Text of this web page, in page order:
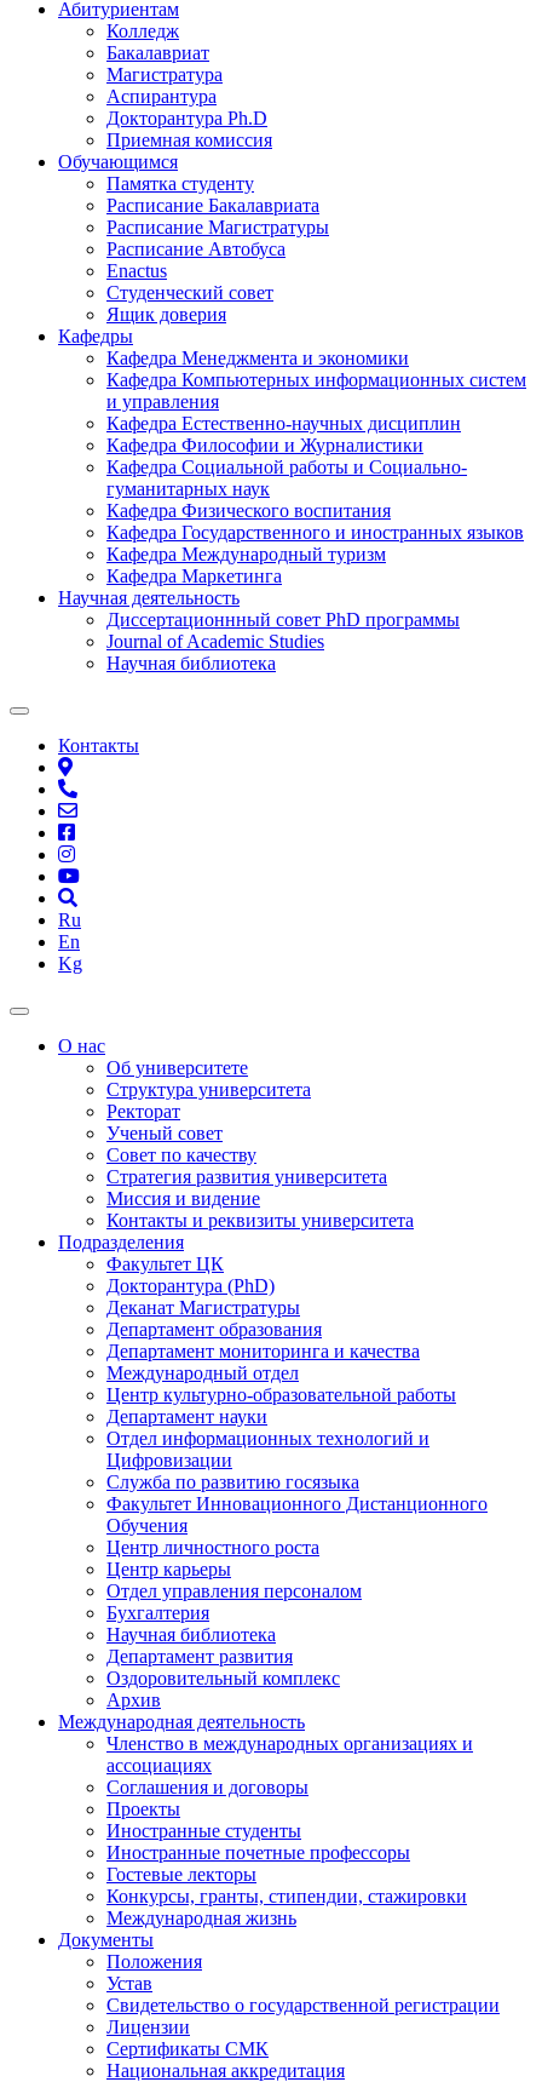
Абитуриентам
Колледж
Бакалавриат
Магистратура
Аспирантура
Докторантура Ph.D
Приемная комиссия
Обучающимся
Памятка студенту
Расписание Бакалавриата
Расписание Магистратуры
Расписание Автобуса
Enactus
Студенческий совет
Ящик доверия
Кафедры
Кафедра Менеджмента и экономики
Кафедра Компьютерных информационных систем
и управления
Кафедра Естественно-научных дисциплин
Кафедра Философии и Журналистики
Кафедра Социальной работы и Социально-
гуманитарных наук
Кафедра Физического воспитания
Кафедра Государственного и иностранных языков
Кафедра Международный туризм
Кафедра Маркетинга
Научная деятельность
Диссертационнный совет PhD программы
Journal of Academic Studies
Научная библиотека
Контакты
Ru
En
Kg
О нас
Об университете
Структура университета
Ректорат
Ученый совет
Совет по качеству
Стратегия развития университета
Миссия и видение
Контакты и реквизиты университета
Подразделения
Факультет ЦК
Докторантура (PhD)
Деканат Магистратуры
Департамент образования
Департамент мониторинга и качества
Международный отдел
Центр культурно-образовательной работы
Департамент науки
Отдел информационных технологий и
Цифровизации
Служба по развитию госязыка
Факультет Инновационного Дистанционного
Обучения
Центр личностного роста
Центр карьеры
Отдел управления персоналом
Бухгалтерия
Научная библиотека
Департамент развития
Оздоровительный комплекс
Архив
Международная деятельность
Членство в международных организациях и
ассоциациях
Соглашения и договоры
Проекты
Иностранные студенты
Иностранные почетные профессоры
Гостевые лекторы
Конкурсы, гранты, стипендии, стажировки
Международная жизнь
Документы
Положения
Устав
Свидетельство о государственной регистрации
Лицензии
Сертификаты СМК
Национальная аккредитация